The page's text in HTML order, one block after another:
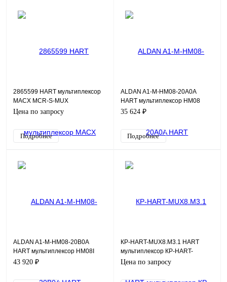
2865599 HART мультиплексор
MACX MCR-S-MUX
Цена по запросу
Подробнее
ALDAN A1-M-HM08-20A0A
HART мультиплексор HM08
35 624 ₽
Подробнее
ALDAN A1-M-HM08-20B0A
HART мультиплексор HM08I
43 920 ₽
КР-HART-MUX8.М3.1 HART
мультиплексор КР-HART-
MUX8.М3
Цена по запросу